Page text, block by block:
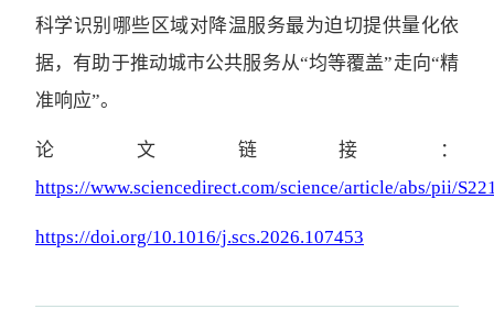
科学识别哪些区域对降温服务最为迫切提供量化依
据，有助于推动城市公共服务从“均等覆盖”走向“精
准响应”。
论文链接：
https://www.sciencedirect.com/science/article/abs/pii/
https://doi.org/10.1016/j.scs.2026.107453